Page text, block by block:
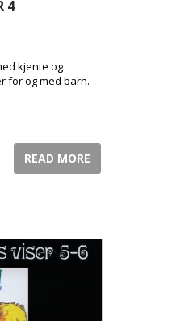
4
kjente og
for og med barn.
READ MORE